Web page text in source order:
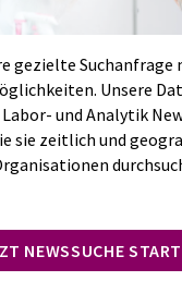
gezielte Suchanfrage
Unsere
und Analytik
sie zeitlich und
NEWSSUCHE